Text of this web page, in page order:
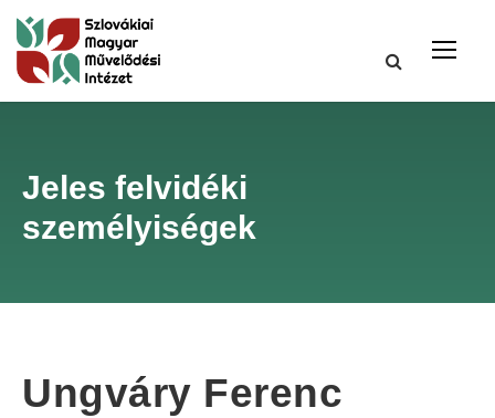
Jeles felvidéki
személyiségek
Ungváry Ferenc